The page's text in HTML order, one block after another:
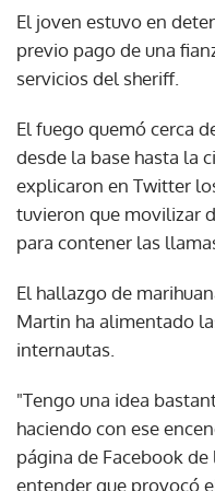
El joven estuvo en
previo pago de una
servicios del sheriff.
El fuego quemó cerca
desde la base hasta la
explicaron en Twitter
tuvieron que movilizar
para contener las
El hallazgo de
Martin ha alimentado
internautas.
"Tengo una idea
haciendo con ese
página de Facebook
entender que provocó